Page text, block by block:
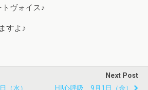
ヴォイス♪
すよ♪
（水）
Next Post
HI!心呼吸 9月1日（金）